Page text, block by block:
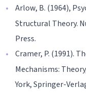
Arlow, B. (1964),
Structural Theory.
Press.
Cramer, P. (1991).
Mechanisms:
York, Springer-